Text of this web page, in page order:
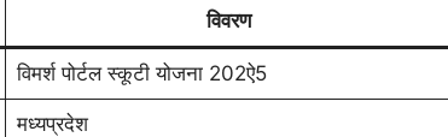
विवरण
विमर्श पोर्टल स्कूटी योजना 202ऐ5
मध्यप्रदेश